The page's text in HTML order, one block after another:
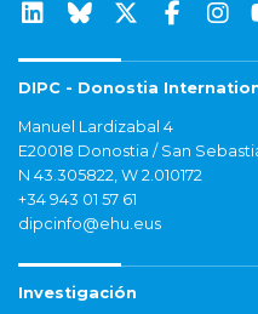
DIPC - Donostia
Manuel Lardizabal 4
E20018 Donostia / San
N 43.305822, W 2.010172
+34 943 01 57 61
dipcinfo@ehu.eus
Investigación